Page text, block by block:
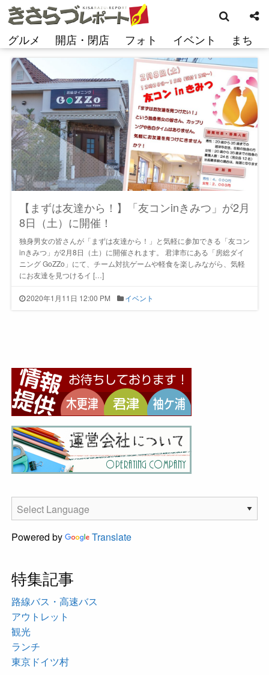
コ
ン
ン
グルメ 開店・閉店 フォト イベント まち
索
【まずは友達から！】「友コンinきみつ」が2月
8日（土）に開催！
独身男女の皆さんが「まずは友達から！」と気軽に参加できる「友コン
inきみつ」が2月8日（土）に開催されます。 君津市にある「房総ダイ
ニング GoZZo」にて、チーム対抗ゲームや軽食を楽しみながら、気軽
にお友達を見つけるイ […]
2020年1月11日 12:00 PM イベント
Powered by Translate
特集記事
路線バス・高速バス
アウトレット
観光
ランチ
東京ドイツ村